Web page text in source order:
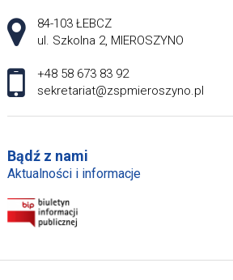
Adres pocztowy:
84-103 ŁEBCZ
ul. Szkolna 2, MIEROSZYNO
+48 58 673 83 92
sekretariat@zspmieroszyno.pl
Bądź z nami
Aktualności i informacje